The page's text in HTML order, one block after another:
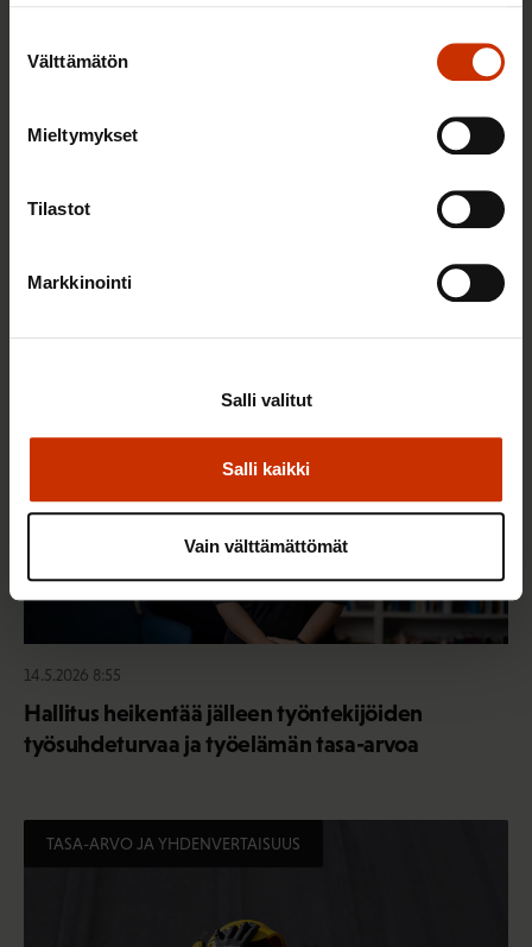
valinta
Välttämätön
Mieltymykset
Tilastot
Markkinointi
Salli kaikki
Salli valitut
Vain välttämättömät
Mikä muuttui määräaikaisissa työsuhteissa? Lue
14.5.2026 8:55
Hallitus heikentää jälleen työntekijöiden
työsuhdeturvaa ja työelämän tasa-arvoa
TASA-ARVO JA YHDENVERTAISUUS